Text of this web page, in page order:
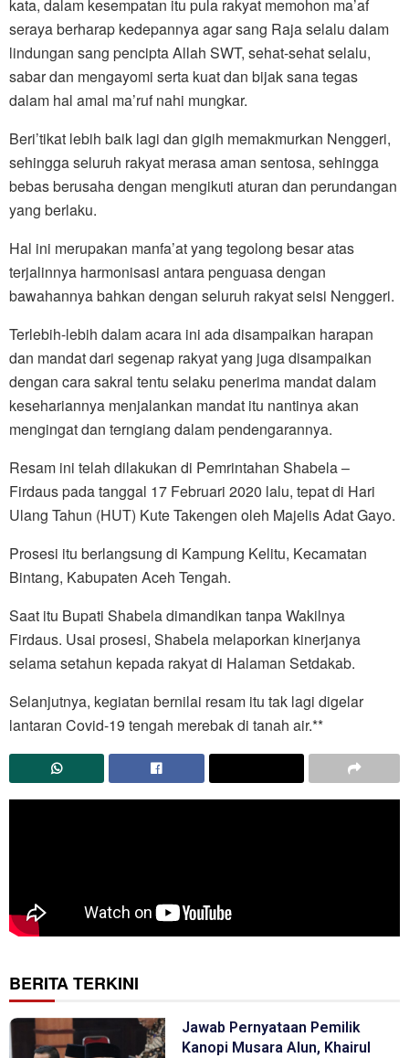
kata, dalam kesempatan itu pula rakyat memohon ma’af
seraya berharap kedepannya agar sang Raja selalu dalam
lindungan sang pencipta Allah SWT, sehat-sehat selalu,
sabar dan mengayomi serta kuat dan bijak sana tegas
dalam hal amal ma’ruf nahi mungkar.
Beri’tikat lebih baik lagi dan gigih memakmurkan Nenggeri,
sehingga seluruh rakyat merasa aman sentosa, sehingga
bebas berusaha dengan mengikuti aturan dan perundangan
yang berlaku.
Hal ini merupakan manfa’at yang tegolong besar atas
terjalinnya harmonisasi antara penguasa dengan
bawahannya bahkan dengan seluruh rakyat seisi Nenggeri.
Terlebih-lebih dalam acara ini ada disampaikan harapan
dan mandat dari segenap rakyat yang juga disampaikan
dengan cara sakral tentu selaku penerima mandat dalam
kesehariannya menjalankan mandat itu nantinya akan
mengingat dan terngiang dalam pendengarannya.
Resam ini telah dilakukan di Pemrintahan Shabela –
Firdaus pada tanggal 17 Februari 2020 lalu, tepat di Hari
Ulang Tahun (HUT) Kute Takengen oleh Majelis Adat Gayo.
Prosesi itu berlangsung di Kampung Kelitu, Kecamatan
Bintang, Kabupaten Aceh Tengah.
Saat itu Bupati Shabela dimandikan tanpa Wakilnya
Firdaus. Usai prosesi, Shabela melaporkan kinerjanya
selama setahun kepada rakyat di Halaman Setdakab.
Selanjutnya, kegiatan bernilai resam itu tak lagi digelar
lantaran Covid-19 tengah merebak di tanah air.**
BERITA TERKINI
Jawab Pernyataan Pemilik
Kanopi Musara Alun, Khairul